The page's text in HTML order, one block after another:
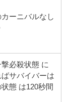
ーニバルなし
必殺状態 に
サバイバーは
態 は120秒間